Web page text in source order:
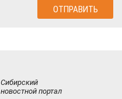
Сибирский
новостной портал